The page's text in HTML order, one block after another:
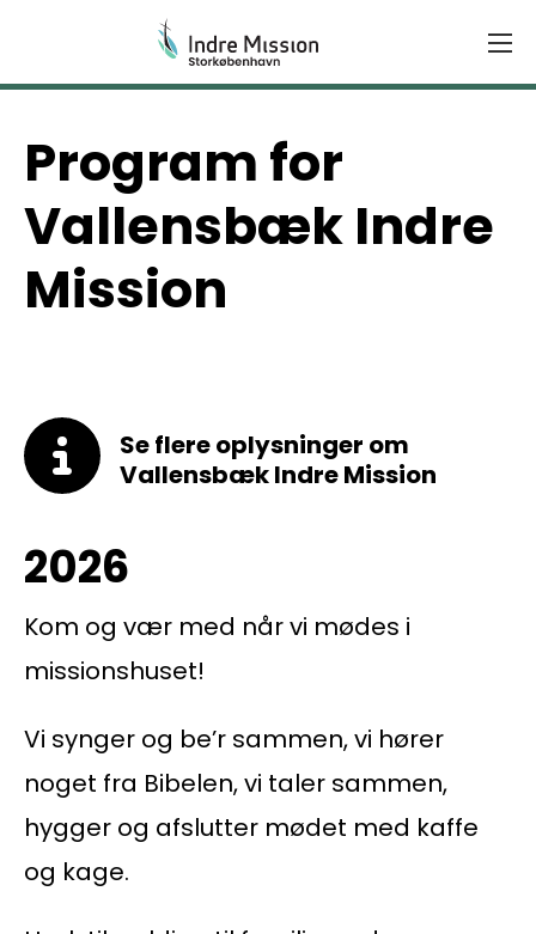
indhold
Program for
Vallensbæk Indre
Mission
Se flere oplysninger om
Vallensbæk Indre Mission
2026
Kom og vær med når vi mødes i
missionshuset!
Vi synger og be’r sammen, vi hører
noget fra Bibelen, vi taler sammen,
hygger og afslutter mødet med kaffe
og kage.